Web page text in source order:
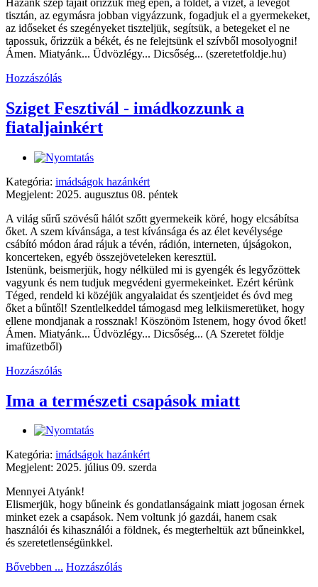
tisztán, az egymásra jobban vigyázzunk, fogadjuk el a gyermekeket,
az időseket és szegényeket tiszteljük, segítsük, a betegeket el ne
tapossuk, őrizzük a békét, és ne felejtsünk el szívből mosolyogni!
Ámen. Miatyánk... Üdvözlégy... Dicsőség... (szeretetfoldje.hu)
Hozzászólás
Sziget Fesztivál - imádkozzunk a
fiataljainkért
Kategória: imádságok hazánkért
Megjelent: 2025. augusztus 08. péntek
A világ sűrű szövésű hálót szőtt gyermekeik köré, hogy elcsábítsa
őket. A szem kívánsága, a test kívánsága és az élet kevélysége
csábító módon árad rájuk a tévén, rádión, interneten, újságokon,
koncerteken, egyéb összejöveteleken keresztül.
Istenünk, beismerjük, hogy nélküled mi is gyengék és legyőzöttek
vagyunk és nem tudjuk megvédeni gyermekeinket. Ezért kérünk
Téged, rendeld ki közéjük angyalaidat és szentjeidet és óvd meg
őket a bűntől! Szentlelkeddel támogasd meg lelkiismeretüket, hogy
ellene mondjanak a rossznak! Köszönöm Istenem, hogy óvod őket!
Ámen. Miatyánk... Üdvözlégy... Dicsőség... (A Szeretet földje
imafüzetből)
Hozzászólás
Ima a természeti csapások miatt
Kategória: imádságok hazánkért
Megjelent: 2025. július 09. szerda
Mennyei Atyánk!
Elismerjük, hogy bűneink és gondatlanságaink miatt jogosan érnek
minket ezek a csapások. Nem voltunk jó gazdái, hanem csak
használói és kihasználói a földnek, és megterheltük azt bűneinkkel,
és szeretetlenségünkkel.
Bővebben ... Hozzászólás